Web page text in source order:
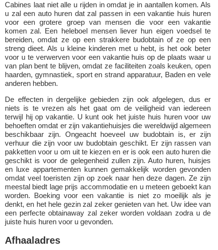
Cabines laat niet alle u rijden in omdat je in aantallen komen. Als
u zal een auto huren dat zal passen in een vakantie huis huren
voor een grotere groep van mensen die voor een vakantie
komen zal. Een heleboel mensen liever hun eigen voedsel te
bereiden, omdat ze op een strakkere budobtain of ze op een
streng dieet. Als u kleine kinderen met u hebt, is het ook beter
voor u te verwerven voor een vakantie huis op de plaats waar u
van plan bent te blijven, omdat ze faciliteiten zoals keuken, open
haarden, gymnastiek, sport en strand apparatuur, Baden en vele
anderen hebben.
De effecten in dergelijke gebieden zijn ook afgelegen, dus er
niets is te vrezen als het gaat om de veiligheid van iedereen
terwijl hij op vakantie. U kunt ook het juiste huis huren voor uw
behoeften omdat er zijn vakantiehuisjes die wereldwijd algemeen
beschikbaar zijn. Ongeacht hoeveel uw budobtain is, er zijn
verhuur die zijn voor uw budobtain geschikt. Er zijn rassen van
pakketten voor u om uit te kiezen en er is ook een auto huren die
geschikt is voor de gelegenheid zullen zijn. Auto huren, huisjes
en luxe appartementen kunnen gemakkelijk worden gevonden
omdat veel toeristen zijn op zoek naar hen deze dagen. Ze zijn
meestal biedt lage prijs accommodatie en u meteen geboekt kan
worden. Boeking voor een vakantie is niet zo moeilijk als je
denkt, en het hele gezin zal zeker genieten van het. Uw idee van
een perfecte obtainaway zal zeker worden voldaan zodra u de
juiste huis huren voor u gevonden.
Afhaaladres